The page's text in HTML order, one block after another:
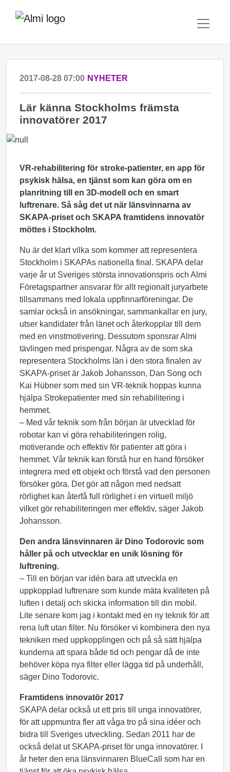
2017-08-28 07:00 NYHETER
​Lär känna Stockholms främsta
innovatörer 2017
VR-rehabilitering för stroke-patienter, en app för
psykisk hälsa, en tjänst som kan göra om en
planritning till en 3D-modell och en smart
luftrenare. Så såg det ut när länsvinnarna av
SKAPA-priset och SKAPA framtidens innovatör
möttes i Stockholm.
Nu är det klart vilka som kommer att representera
Stockholm i SKAPAs nationella final. SKAPA delar
varje år ut Sveriges största innovationspris och Almi
Företagspartner ansvarar för allt regionalt juryarbete
tillsammans med lokala uppfinnarföreningar. De
samlar också in ansökningar, sammankallar en jury,
utser kandidater från länet och återkopplar till dem
med en vinstmotivering. Dessutom sponsrar Almi
tävlingen med prispengar. Några av de som ska
representera Stockholms län i den stora finalen av
SKAPA-priset är Jakob Johansson, Dan Song och
Kai Hübner som med sin VR-teknik hoppas kunna
hjälpa Strokepatienter med sin rehabilitering i
hemmet.
– Med vår teknik som från början är utvecklad för
robotar kan vi göra rehabiliteringen rolig,
motiverande och effektiv för patienter att göra i
hemmet. Vår teknik kan förstå hur en hand försöker
integrera med ett objekt och förstå vad den personen
försöker göra. Det gör att någon med nedsatt
rörlighet kan återfå full rörlighet i en virtuell miljö
vilket gör rehabiliteringen mer effektiv, säger Jakob
Johansson.
Den andra länsvinnaren är Dino Todorovic som
håller på och utvecklar en unik lösning för
luftrening.
– Till en början var idén bara att utveckla en
uppkopplad luftrenare som kunde mäta kvaliteten på
luften i detalj och skicka information till din mobil.
Lite senare kom jag i kontakt med en ny teknik för att
rena luft utan filter. Nu försöker vi kombinera den nya
tekniken med uppkopplingen och på så sätt hjälpa
kunderna att spara både tid och pengar då de inte
behöver köpa nya filter eller lägga tid på underhåll,
säger Dino Todorovic.
Framtidens innovatör 2017
SKAPA delar också ut ett pris till unga innovatörer,
för att uppmuntra fler att våga tro på sina idéer och
bidra till Sveriges utveckling. Sedan 2011 har de
också delat ut SKAPA-priset för unga innovatörer. I
år heter den ena länsvinnaren BlueCall som har en